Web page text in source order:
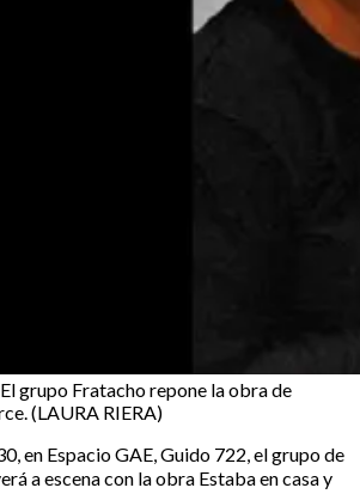
grupo Fratacho repone la obra de
(LAURA RIERA)
en Espacio GAE, Guido 722, el grupo de
a escena con la obra Estaba en casa y